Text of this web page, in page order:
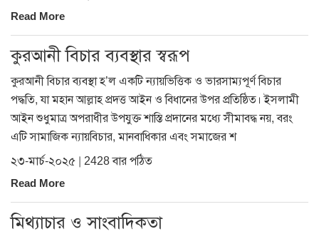
Read More
কুরআনী বিচার ব্যবস্থার স্বরূপ
কুরআনী বিচার ব্যবস্থা হ’ল একটি ন্যায়ভিত্তিক ও ভারসাম্যপূর্ণ বিচার
পদ্ধতি, যা মহান আল্লাহ প্রদত্ত আইন ও বিধানের উপর প্রতিষ্ঠিত। ইসলামী
আইন শুধুমাত্র অপরাধীর উপযুক্ত শাস্তি প্রদানের মধ্যে সীমাবদ্ধ নয়, বরং
এটি সামাজিক ন্যায়বিচার, মানবাধিকার এবং সমাজের শ
২৩-মার্চ-২০২৫ | 2428 বার পঠিত
Read More
মিথ্যাচার ও সাংবাদিকতা